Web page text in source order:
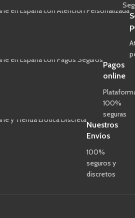
Pagos
online
100%
seguras
Nuestros
Envíos
100%
seguros y
discretos